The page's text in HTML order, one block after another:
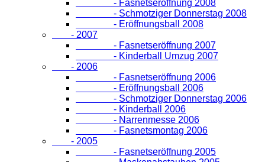
- Fasnetseröffnung 2008
- Schmotziger Donnerstag 2008
- Eröffnungsball 2008
- 2007
- Fasnetseröffnung 2007
- Kinderball Umzug 2007
- 2006
- Fasnetseröffnung 2006
- Eröffnungsball 2006
- Schmotziger Donnerstag 2006
- Kinderball 2006
- Narrenmesse 2006
- Fasnetsmontag 2006
- 2005
- Fasnetseröffnung 2005